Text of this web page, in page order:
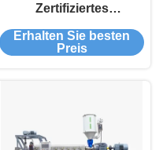
Zertifiziertes
vollautomatisches
einschraubendes PP-
Erhalten Sie besten
Preis